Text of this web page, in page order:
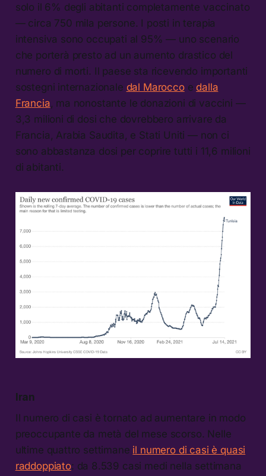
solo il 6% degli abitanti completamente vaccinato
— circa 750 mila persone. I posti in terapia
intensiva sono occupati al 95% — uno scenario
che porterà presto ad un aumento drastico del
numero di morti. Il paese sta ricevendo importanti
sostegni internazionale dal Maroccoe dalla
Francia , ma nonostante le donazioni di vaccini —
3,3 milioni di dosi che dovrebbero arrivare da
Francia, Arabia Saudita, e Stati Uniti — non ci
sono abbastanza dosi per coprire tutti i 11,6 milioni
di abitanti.
Iran
Il numero di casi è tornato ad aumentare in modo
preoccupante da metà del mese scorso. Nelle
ultime quattro settimane il numero di casi è quasi
raddoppiato: da 8.539 casi medi nella settimana